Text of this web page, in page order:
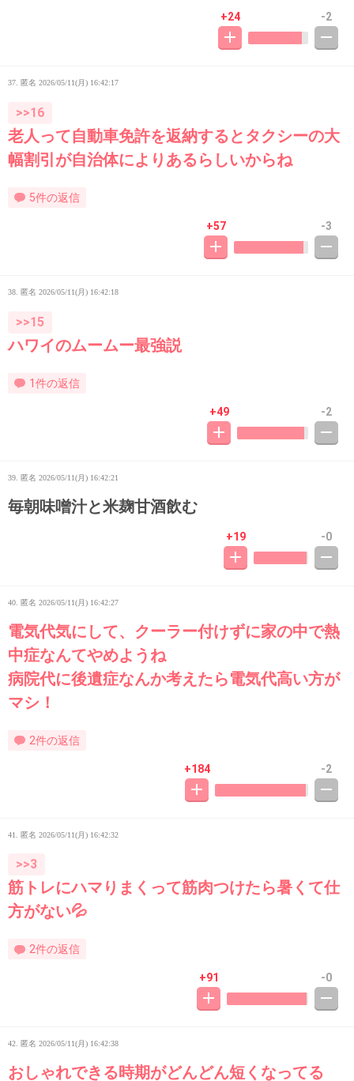
+24 -2
37. 匿名 2026/05/11(月) 16:42:17
>>16
老人って自動車免許を返納するとタクシーの大
幅割引が自治体によりあるらしいからね
5件の返信
+57 -3
38. 匿名 2026/05/11(月) 16:42:18
>>15
ハワイのムームー最強説
1件の返信
+49 -2
39. 匿名 2026/05/11(月) 16:42:21
毎朝味噌汁と米麹甘酒飲む
+19 -0
40. 匿名 2026/05/11(月) 16:42:27
電気代気にして、クーラー付けずに家の中で熱
中症なんてやめようね
病院代に後遺症なんか考えたら電気代高い方が
マシ！
2件の返信
+184 -2
41. 匿名 2026/05/11(月) 16:42:32
>>3
筋トレにハマりまくって筋肉つけたら暑くて仕
方がない💦
2件の返信
+91 -0
42. 匿名 2026/05/11(月) 16:42:38
おしゃれできる時期がどんどん短くなってる